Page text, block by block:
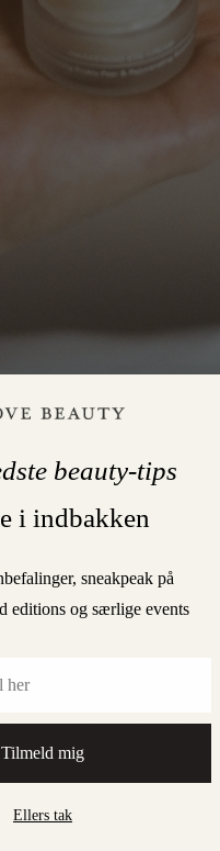
HOLD ØJE MED
Cream, er en ægte
gener, du kan opleve
er tyndere og sartere
alderstegn og for lidt
beauty-tips
i indbakken
sneakpeak på
editions og særlige events
Tilmeld mig
Ellers tak